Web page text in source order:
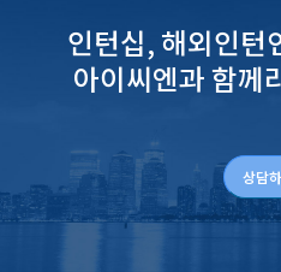
인턴십, 해외인턴
아이씨엔과 함께
상담